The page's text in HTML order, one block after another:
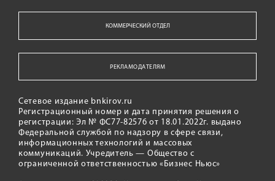
КОММЕРЧЕСКИЙ ОТДЕЛ
РЕКЛАМОДАТЕЛЯМ
Сетевое издание bnkirov.ru
Регистрационный номер и дата принятия решения о
регистрации: Эл № ФС77-82576 от 18.01.2022г. выдано
Федеральной службой по надзору в сфере связи,
информационных технологий и массовых
коммуникаций. Учредитель — Общество с
ограниченной ответственностью «Бизнес Ньюс»